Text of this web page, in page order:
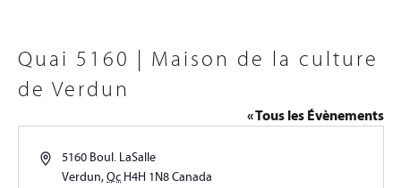
Quai 5160 | Maison de la culture
de Verdun
« Tous les Évènements
Adresse5160 Boul. LaSalle
Verdun, Qc H4H 1N8 Canada